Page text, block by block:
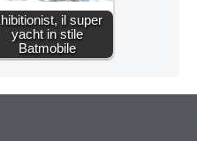
il super
yacht in stile
Batmobile